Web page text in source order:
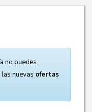
no puedes
nuevas ofertas